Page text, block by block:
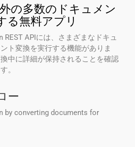
の多数のドキュメン
る無料アプリ
REST APIには、さまざまなドキュ
ト変換を実行する機能がありま
中に詳細が保持されることを確認
。
ー
by converting documents for